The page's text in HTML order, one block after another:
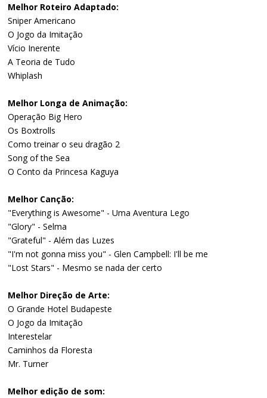
Melhor Roteiro Adaptado:
Sniper Americano
O Jogo da Imitação
Vício Inerente
A Teoria de Tudo
Whiplash
Melhor Longa de Animação:
Operação Big Hero
Os Boxtrolls
Como treinar o seu dragão 2
Song of the Sea
O Conto da Princesa Kaguya
Melhor Canção:
"Everything is Awesome" - Uma Aventura Lego
"Glory" - Selma
"Grateful" - Além das Luzes
"I'm not gonna miss you" - Glen Campbell: I'll be me
"Lost Stars" - Mesmo se nada der certo
Melhor Direção de Arte:
O Grande Hotel Budapeste
O Jogo da Imitação
Interestelar
Caminhos da Floresta
Mr. Turner
Melhor edição de som: